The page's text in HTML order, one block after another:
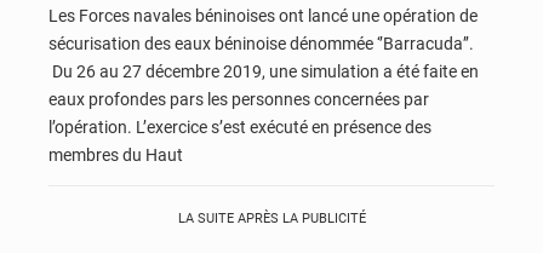
Les Forces navales béninoises ont lancé une opération de
sécurisation des eaux béninoise dénommée ‘’Barracuda’’.
Du 26 au 27 décembre 2019, une simulation a été faite en
eaux profondes pars les personnes concernées par
l’opération. L’exercice s’est exécuté en présence des
membres du Haut
LA SUITE APRÈS LA PUBLICITÉ